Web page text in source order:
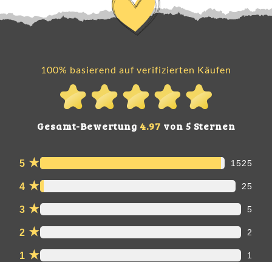
100% basierend auf verifizierten Käufen
Gesamt-Bewertung 4.97 von 5 Sternen
5 ★ 1525
4 ★ 25
3 ★ 5
2 ★ 2
1 ★ 1